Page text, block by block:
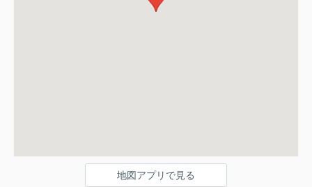
地図アプリで見る